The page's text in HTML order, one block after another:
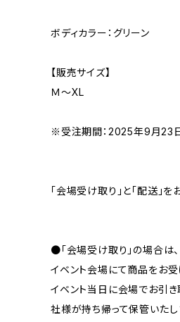
ボディカラー：グリーン
【販売サイズ】
Ｍ〜XL
※受注期間：2025年9月23
「会場受け取り」と「配送」
●「会場受け取り」の場合は、
イベント会場にて商品をお受
イベント当日に会場でお引
社様が持ち帰って保管いたし